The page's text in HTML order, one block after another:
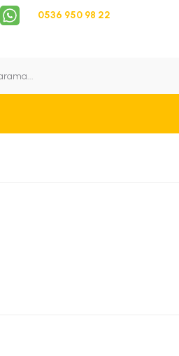
0536 950 98 22